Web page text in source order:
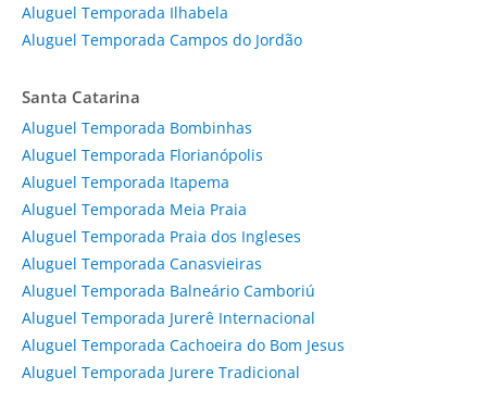
Aluguel Temporada Ilhabela
Aluguel Temporada Campos do Jordão
Santa Catarina
Aluguel Temporada Bombinhas
Aluguel Temporada Florianópolis
Aluguel Temporada Itapema
Aluguel Temporada Meia Praia
Aluguel Temporada Praia dos Ingleses
Aluguel Temporada Canasvieiras
Aluguel Temporada Balneário Camboriú
Aluguel Temporada Jurerê Internacional
Aluguel Temporada Cachoeira do Bom Jesus
Aluguel Temporada Jurere Tradicional